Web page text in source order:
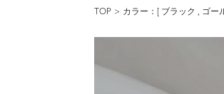
TOP カラー：[ ブラック , ゴー